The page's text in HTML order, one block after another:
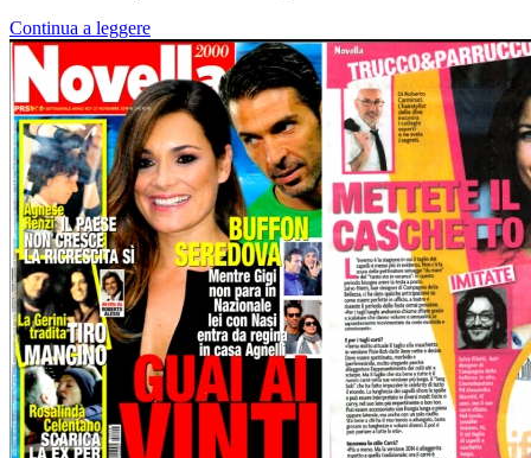
Continua a leggere